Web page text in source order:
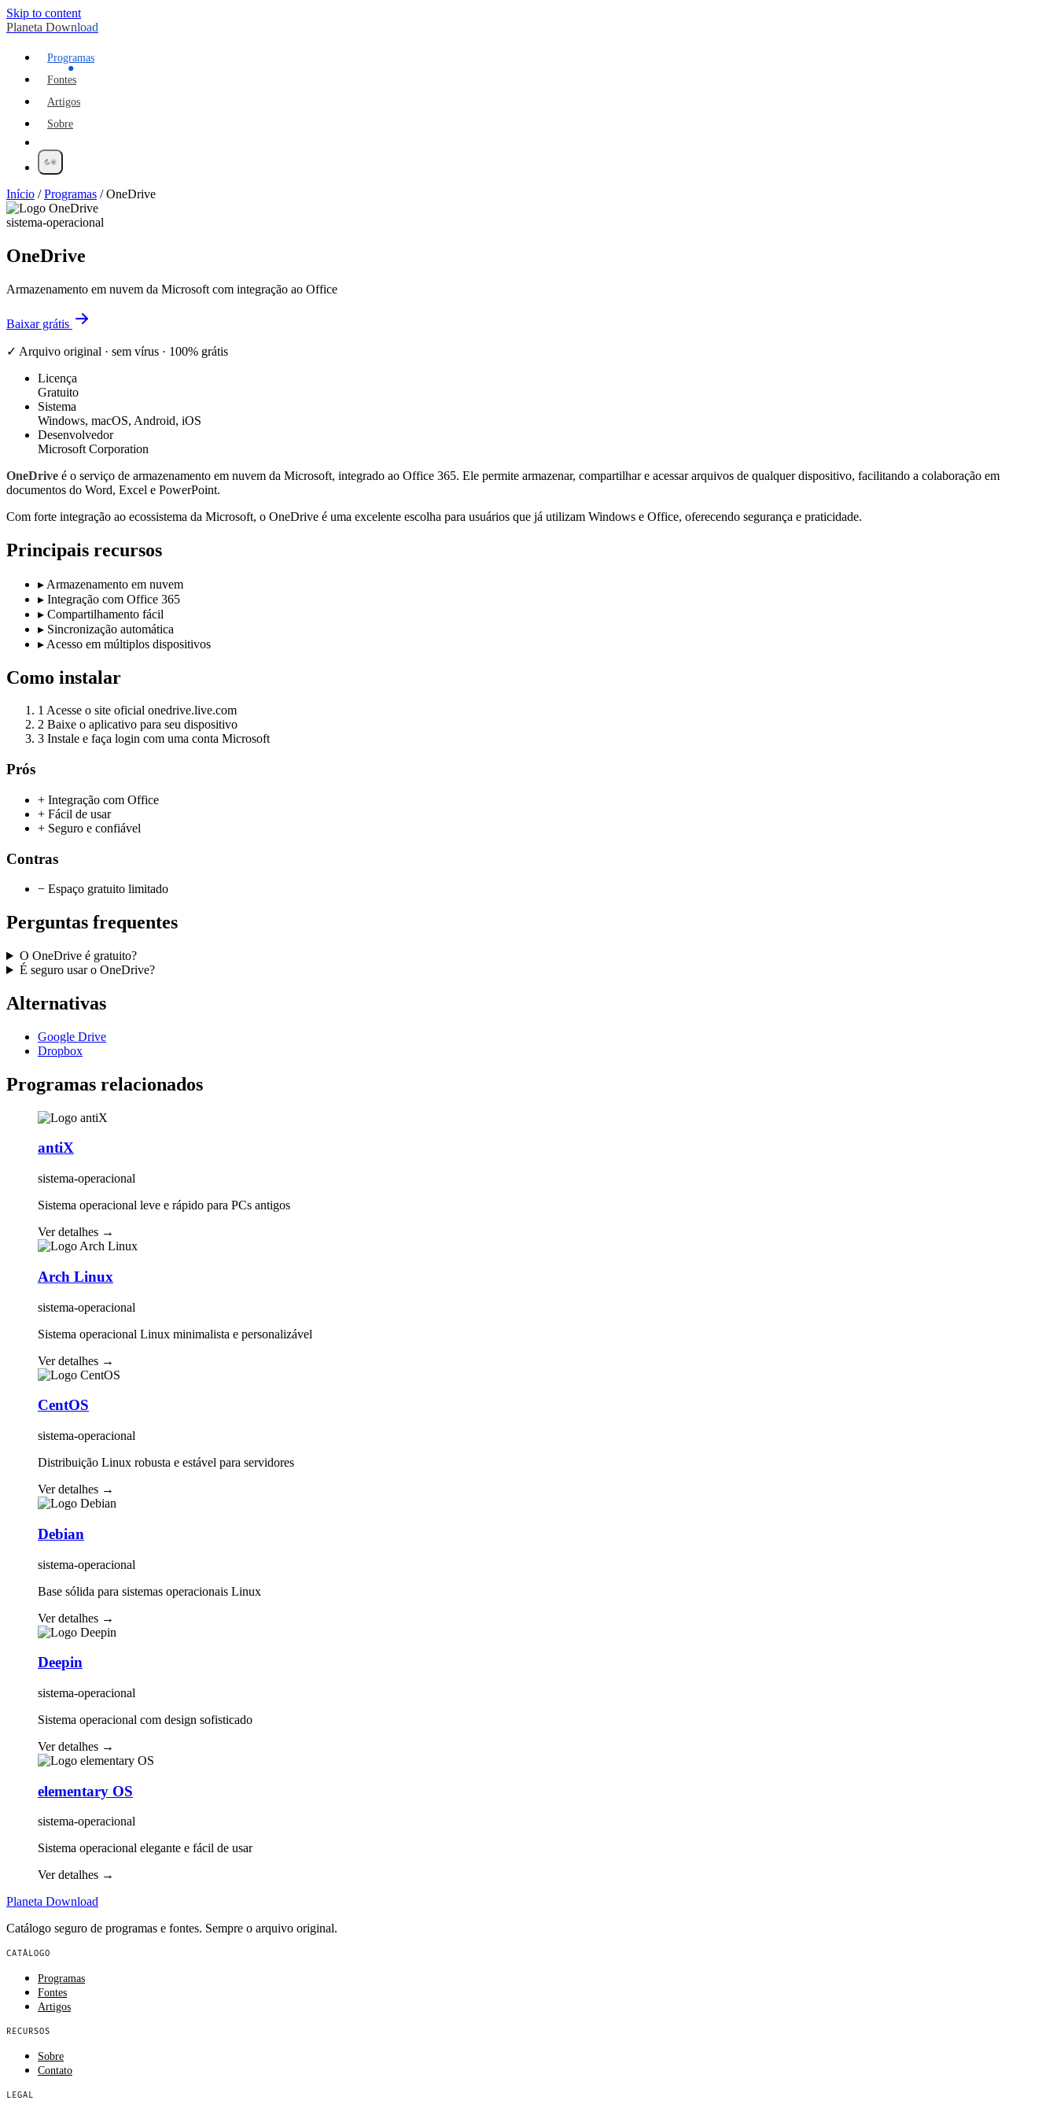
Skip to content
Planeta Download
Programas
Fontes
Artigos
Sobre
Início /Programas /OneDrive
sistema-operacional
OneDrive
Armazenamento em nuvem da Microsoft com integração ao Office
Baixar grátis
✓ Arquivo original · sem vírus · 100% grátis
Licença
Gratuito
Sistema
Windows, macOS, Android, iOS
Desenvolvedor
Microsoft Corporation
OneDrive é o serviço de armazenamento em nuvem da Microsoft, integrado ao Office 365. Ele permite armazenar, compartilhar e acessar arquivos de qualquer dispositivo, facilitando a colaboração em
documentos do Word, Excel e PowerPoint.
Com forte integração ao ecossistema da Microsoft, o OneDrive é uma excelente escolha para usuários que já utilizam Windows e Office, oferecendo segurança e praticidade.
Principais recursos
▸ Armazenamento em nuvem
▸ Integração com Office 365
▸ Compartilhamento fácil
▸ Sincronização automática
▸ Acesso em múltiplos dispositivos
Como instalar
1 Acesse o site oficial onedrive.live.com
2 Baixe o aplicativo para seu dispositivo
3 Instale e faça login com uma conta Microsoft
Prós
+ Integração com Office
+ Fácil de usar
+ Seguro e confiável
Contras
− Espaço gratuito limitado
Perguntas frequentes
O OneDrive é gratuito?
É seguro usar o OneDrive?
Alternativas
Google Drive
Dropbox
Programas relacionados
antiX
sistema-operacional
Sistema operacional leve e rápido para PCs antigos
Ver detalhes →
Arch Linux
sistema-operacional
Sistema operacional Linux minimalista e personalizável
Ver detalhes →
CentOS
sistema-operacional
Distribuição Linux robusta e estável para servidores
Ver detalhes →
Debian
sistema-operacional
Base sólida para sistemas operacionais Linux
Ver detalhes →
Deepin
sistema-operacional
Sistema operacional com design sofisticado
Ver detalhes →
elementary OS
sistema-operacional
Sistema operacional elegante e fácil de usar
Ver detalhes →
Planeta Download
Catálogo seguro de programas e fontes. Sempre o arquivo original.
CATÁLOGO
Programas
Fontes
Artigos
RECURSOS
Sobre
Contato
LEGAL